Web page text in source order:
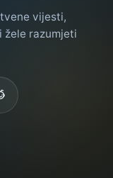
vijesti,
žele razumjeti